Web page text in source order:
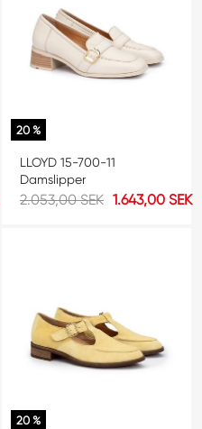
20 %
LLOYD 15-700-11
Damslipper
2.053,00 SEK 1.643,00 SEK
20 %